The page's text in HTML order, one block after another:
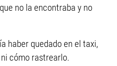
no la encontraba y no
haber quedado en el taxi,
cómo rastrearlo.